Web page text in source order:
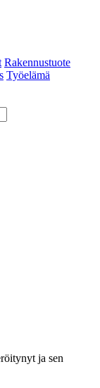
Rakennustuote
Työelämä
ja sen